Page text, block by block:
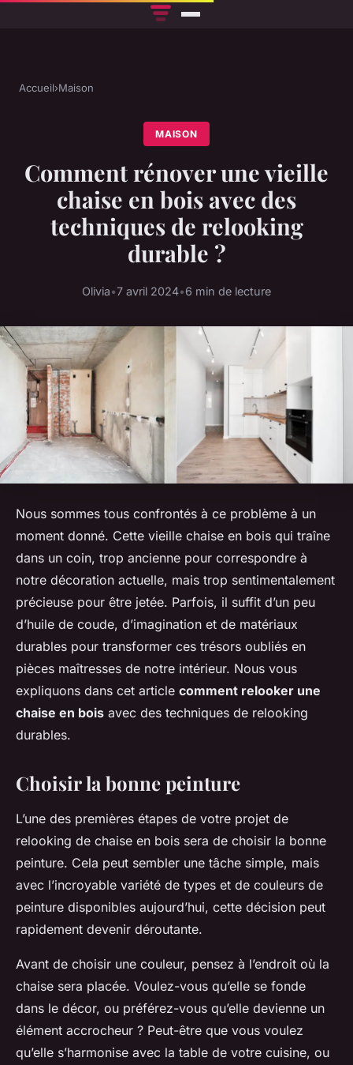
Accueil›Maison
MAISON
Comment rénover une vieille
chaise en bois avec des
techniques de relooking
durable ?
Olivia•7 avril 2024•6 min de lecture
Nous sommes tous confrontés à ce problème à un
moment donné. Cette vieille chaise en bois qui traîne
dans un coin, trop ancienne pour correspondre à
notre décoration actuelle, mais trop sentimentalement
précieuse pour être jetée. Parfois, il suffit d’un peu
d’huile de coude, d’imagination et de matériaux
durables pour transformer ces trésors oubliés en
pièces maîtresses de notre intérieur. Nous vous
expliquons dans cet article comment relooker une
chaise en bois avec des techniques de relooking
durables.
Choisir la bonne peinture
L’une des premières étapes de votre projet de
relooking de chaise en bois sera de choisir la bonne
peinture. Cela peut sembler une tâche simple, mais
avec l’incroyable variété de types et de couleurs de
peinture disponibles aujourd’hui, cette décision peut
rapidement devenir déroutante.
Avant de choisir une couleur, pensez à l’endroit où la
chaise sera placée. Voulez-vous qu’elle se fonde
dans le décor, ou préférez-vous qu’elle devienne un
élément accrocheur ? Peut-être que vous voulez
qu’elle s’harmonise avec la table de votre cuisine, ou